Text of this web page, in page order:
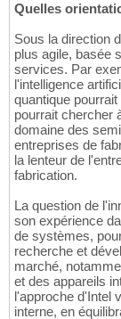
Quelles
Sous la direction
plus agile, basée
services. Par
l'intelligence
quantique
pourrait chercher
domaine des
entreprises de
la lenteur de
fabrication.
La question de
son expérience
de systèmes,
recherche et
marché,
et des appareils
l'approche d'Intel
interne, en